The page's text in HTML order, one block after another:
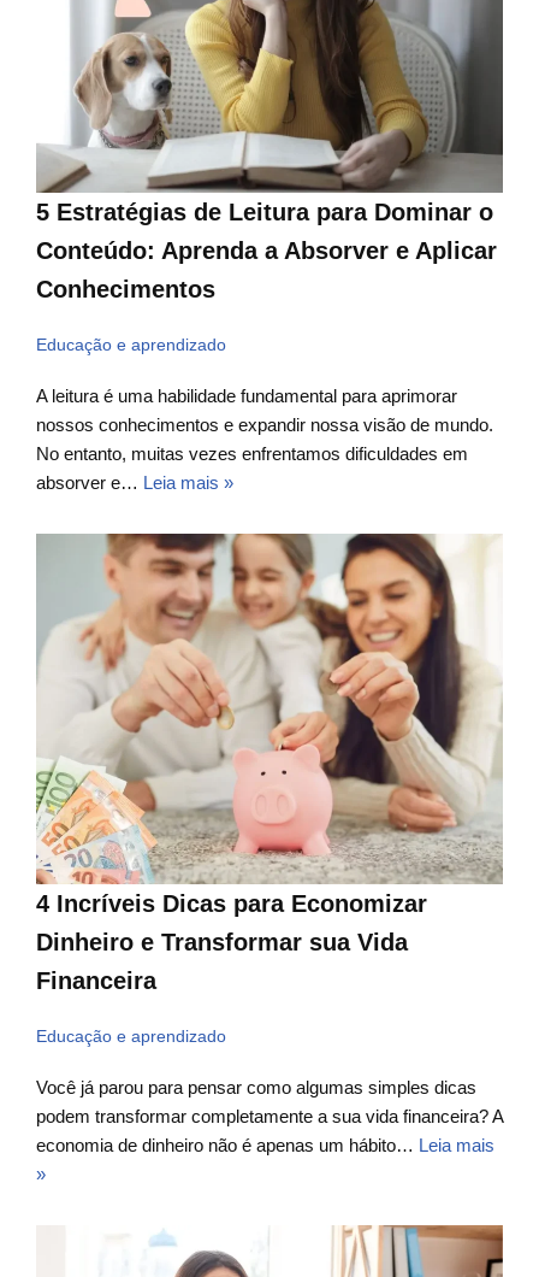
5 Estratégias de Leitura para Dominar o
Conteúdo: Aprenda a Absorver e Aplicar
Conhecimentos
Educação e aprendizado
A leitura é uma habilidade fundamental para aprimorar
nossos conhecimentos e expandir nossa visão de mundo.
No entanto, muitas vezes enfrentamos dificuldades em
absorver e… Leia mais »
4 Incríveis Dicas para Economizar
Dinheiro e Transformar sua Vida
Financeira
Educação e aprendizado
Você já parou para pensar como algumas simples dicas
podem transformar completamente a sua vida financeira? A
economia de dinheiro não é apenas um hábito… Leia mais
»